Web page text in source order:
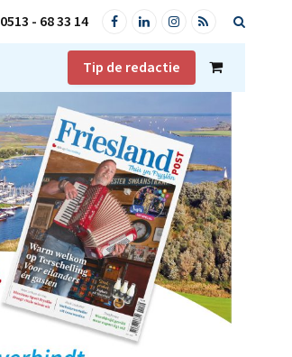
0513 - 68 33 14 FacebookLinkedInInstagram
RSS
Tip de redactie
Shopping
Cart